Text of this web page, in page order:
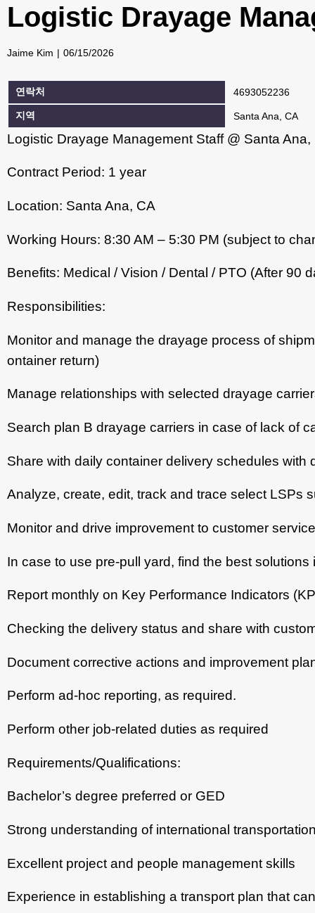
Logistic Drayage
Jaime Kim 06/15/2026
연락처 4693052236
지역 Santa Ana, CA
Logistic Drayage Management Staff @ Santa Ana,
Contract Period: 1 year
Location: Santa Ana, CA
Working Hours: 8:30 AM – 5:30 PM (subject to
Benefits: Medical / Vision / Dental / PTO (After 90
Responsibilities:
Monitor and manage the drayage process of
ontainer return)
Manage relationships with selected drayage
Search plan B drayage carriers in case of lack of
Share with daily container delivery schedules with
Analyze, create, edit, track and trace select LSPs
Monitor and drive improvement to customer
In case to use pre-pull yard, find the best solutions
Report monthly on Key Performance Indicators
Checking the delivery status and share with
Document corrective actions and improvement
Perform ad-hoc reporting, as required.
Perform other job-related duties as required
Requirements/Qualifications:
Bachelor’s degree preferred or GED
Strong understanding of international
Excellent project and people management skills
Experience in establishing a transport plan that